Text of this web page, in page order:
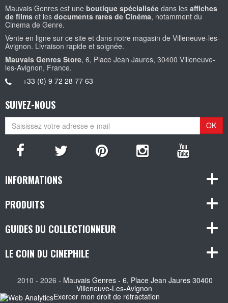
Mauvais Genres est une boutique spécialisée dans les affiches
de films et les documents rares de Cinéma, notamment du
Cinema de Genre.
Vente en ligne sur ce site et dans notre magasin de Villeneuve-les-
Avignon. Livraison rapide et soignée.
Mauvais Genres Store, 6, Place Jean Jaures, 30400 Villeneuve-
les-Avignon, France.
+33 (0) 9 72 28 77 63
SUIVEZ-NOUS
OK
INFORMATIONS
PRODUITS
GUIDES DU COLLECTIONNEUR
LE COIN DU CINEPHILE
2010 - 2026 - Mauvais Genres - 6, Place Jean Jaures 30400
Villeneuve-Les-Avignon
Exercer mon droit de rétractation